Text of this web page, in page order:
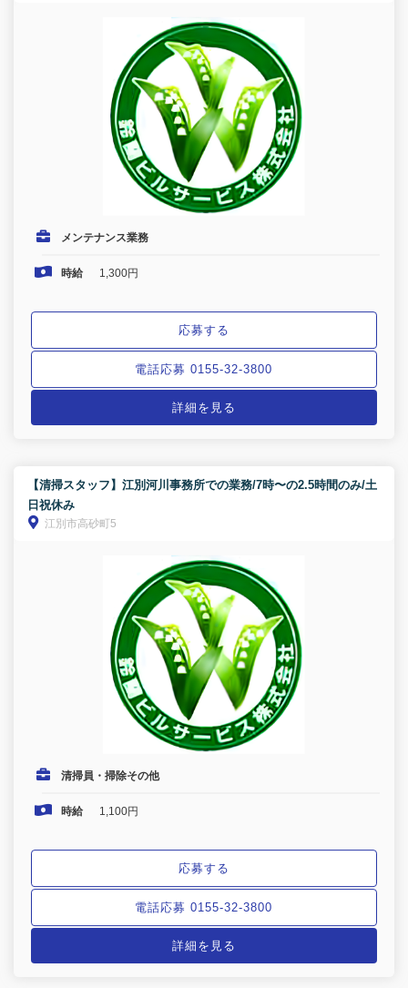
メンテナンス業務
時給 1,300円
応募する
電話応募 0155-32-3800
詳細を見る
【清掃スタッフ】江別河川事務所での業務/7時〜の2.5時間のみ/土
日祝休み
江別市高砂町5
清掃員・掃除その他
時給 1,100円
応募する
電話応募 0155-32-3800
詳細を見る